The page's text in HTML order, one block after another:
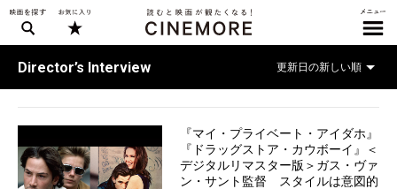
Director’s Interview
『マイ・プライベート・アイダホ』
『ドラッグストア・カウボーイ』＜
デジタルリマスター版＞ガス・ヴァ
ン・サント監督 スタイルは意図的